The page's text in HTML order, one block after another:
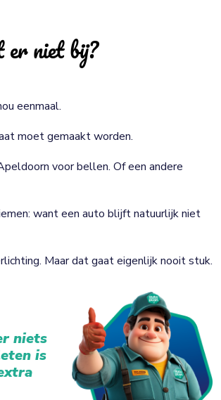
niet bij?
eenmaal.
moet gemaakt worden.
voor bellen. Of een andere
want een auto blijft natuurlijk niet
Maar dat gaat eigenlijk nooit stuk.
niets
is